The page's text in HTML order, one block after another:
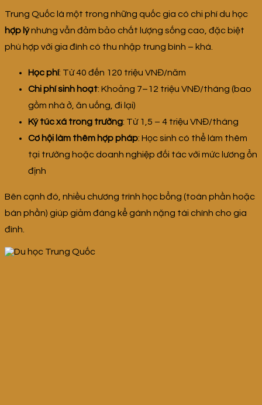
Trung Quốc là một trong những quốc gia có chi phí du học
hợp lýnhưng vẫn đảm bảo chất lượng sống cao, đặc biệt
phù hợp với gia đình có thu nhập trung bình – khá.
Học phí: Từ 40 đến 120 triệu VNĐ/năm
Chi phí sinh hoạt: Khoảng 7–12 triệu VNĐ/tháng (bao
gồm nhà ở, ăn uống, đi lại)
Ký túc xá trong trường: Từ 1,5 – 4 triệu VNĐ/tháng
Cơ hội làm thêm hợp pháp: Học sinh có thể làm thêm
tại trường hoặc doanh nghiệp đối tác với mức lương ổn
định
Bên cạnh đó, nhiều chương trình học bổng (toàn phần hoặc
bán phần) giúp giảm đáng kể gánh nặng tài chính cho gia
đình.